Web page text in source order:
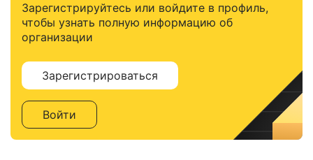
Зарегистрируйтесь или войдите в профиль,
чтобы узнать полную информацию об
организации
Зарегистрироваться
Войти